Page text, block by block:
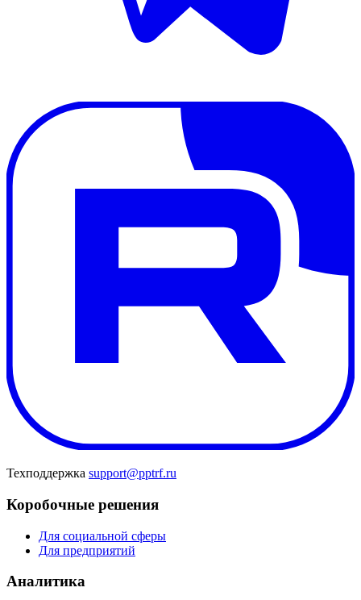
Техподдержка support@pptrf.ru
Коробочные решения
Для социальной сферы
Для предприятий
Аналитика